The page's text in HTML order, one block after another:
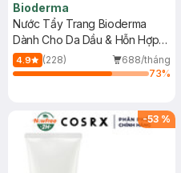
Bioderma
Nước Tẩy Trang Bioderma
Dành Cho Da Dầu & Hỗn Hợp
500ml
4.9 (228)
688/tháng
73%
-53 %